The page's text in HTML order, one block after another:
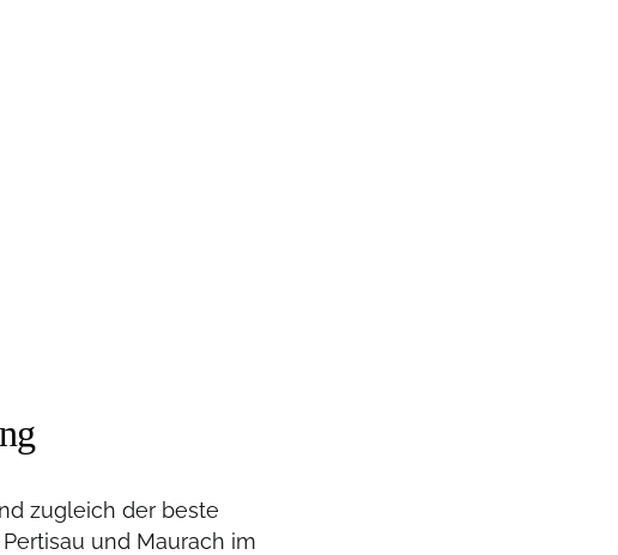
zugleich der beste
und Maurach im